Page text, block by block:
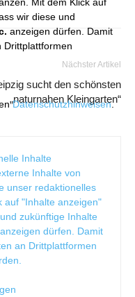
wir diese und
anzeigen dürfen. Damit
Drittplattformen
Datenschutzhinweisen.
Nächster Artikel
sucht den schönsten
„naturnahen Kleingarten“
Inhalte
Inhalte von
unser redaktionelles
auf "Inhalte anzeigen"
zukünftige Inhalte
anzeigen dürfen. Damit
an Drittplattformen